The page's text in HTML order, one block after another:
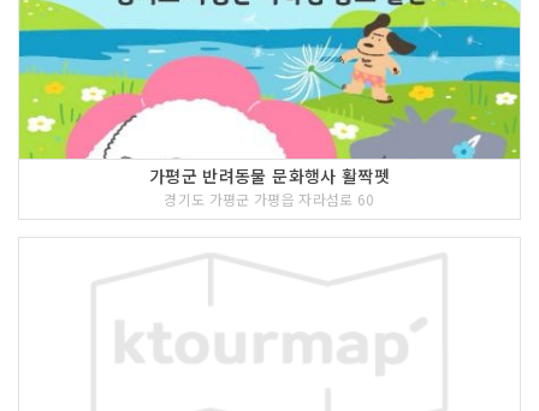
가평군 반려동물 문화행사 활짝펫
경기도 가평군 가평읍 자라섬로 60